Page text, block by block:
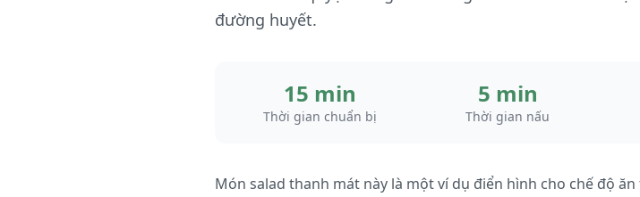
đường huyết.
15 min
Thời gian chuẩn bị
5 min
Thời gian nấu
Món salad thanh mát này là một ví dụ điển hình cho chế độ